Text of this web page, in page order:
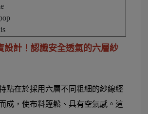
設計！認識安全透氣的六層紗
點在於採用六層不同粗細的紗線經
成，使布料蓬鬆、具有空氣感。這